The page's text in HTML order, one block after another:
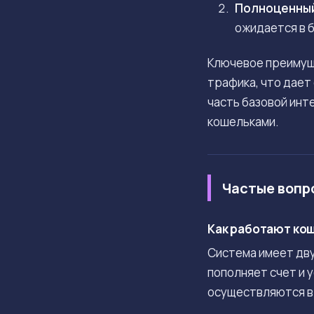
ожидается в
Ключевое
трафика, что
часть базовой
кошельками.
Частые
Как работают
Система имеет
пополняет счет и
осуществляются